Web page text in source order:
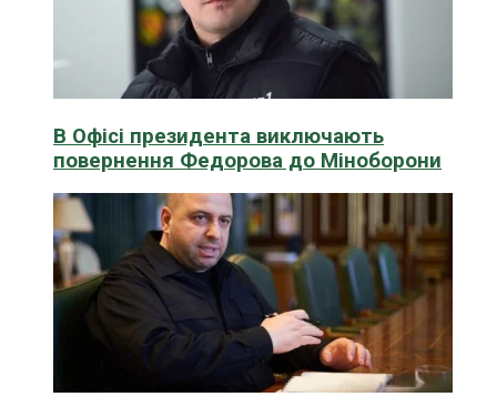
В Офісі президента виключають
повернення Федорова до Міноборони